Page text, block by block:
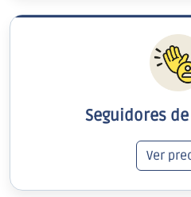
Seguidores
Ver